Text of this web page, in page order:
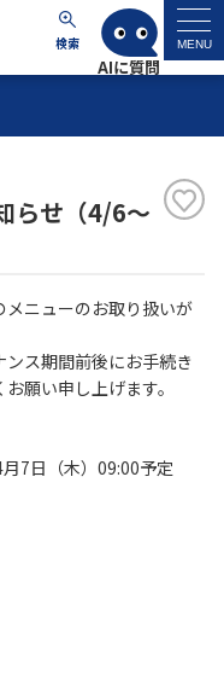
検索 MENU
らせ（4/6～
ニューのお取り扱いが
ス期間前後にお手続き
願い申し上げます。
7日（木）09:00予定